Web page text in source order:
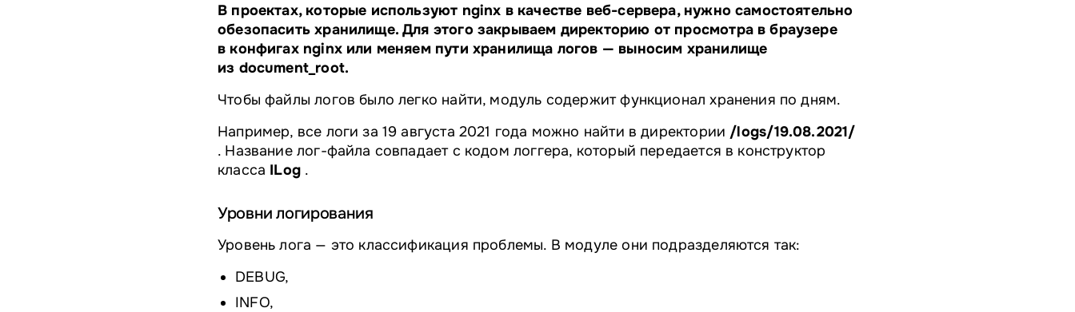
В проектах, которые используют nginx в качестве веб-сервера, нужно самостоятельно
обезопасить хранилище. Для этого закрываем директорию от просмотра в браузере
в конфигах nginx или меняем пути хранилища логов — выносим хранилище
из document_root.
Чтобы файлы логов было легко найти, модуль содержит функционал хранения по дням.
Например, все логи за 19 августа 2021 года можно найти в директории /logs/⁠19.08.2021/
. Название лог-файла совпадает с кодом логгера, который передается в конструктор
класса ILog .
Уровни логирования
Уровень лога — это классификация проблемы. В модуле они подразделяются так:
DEBUG,
INFO,